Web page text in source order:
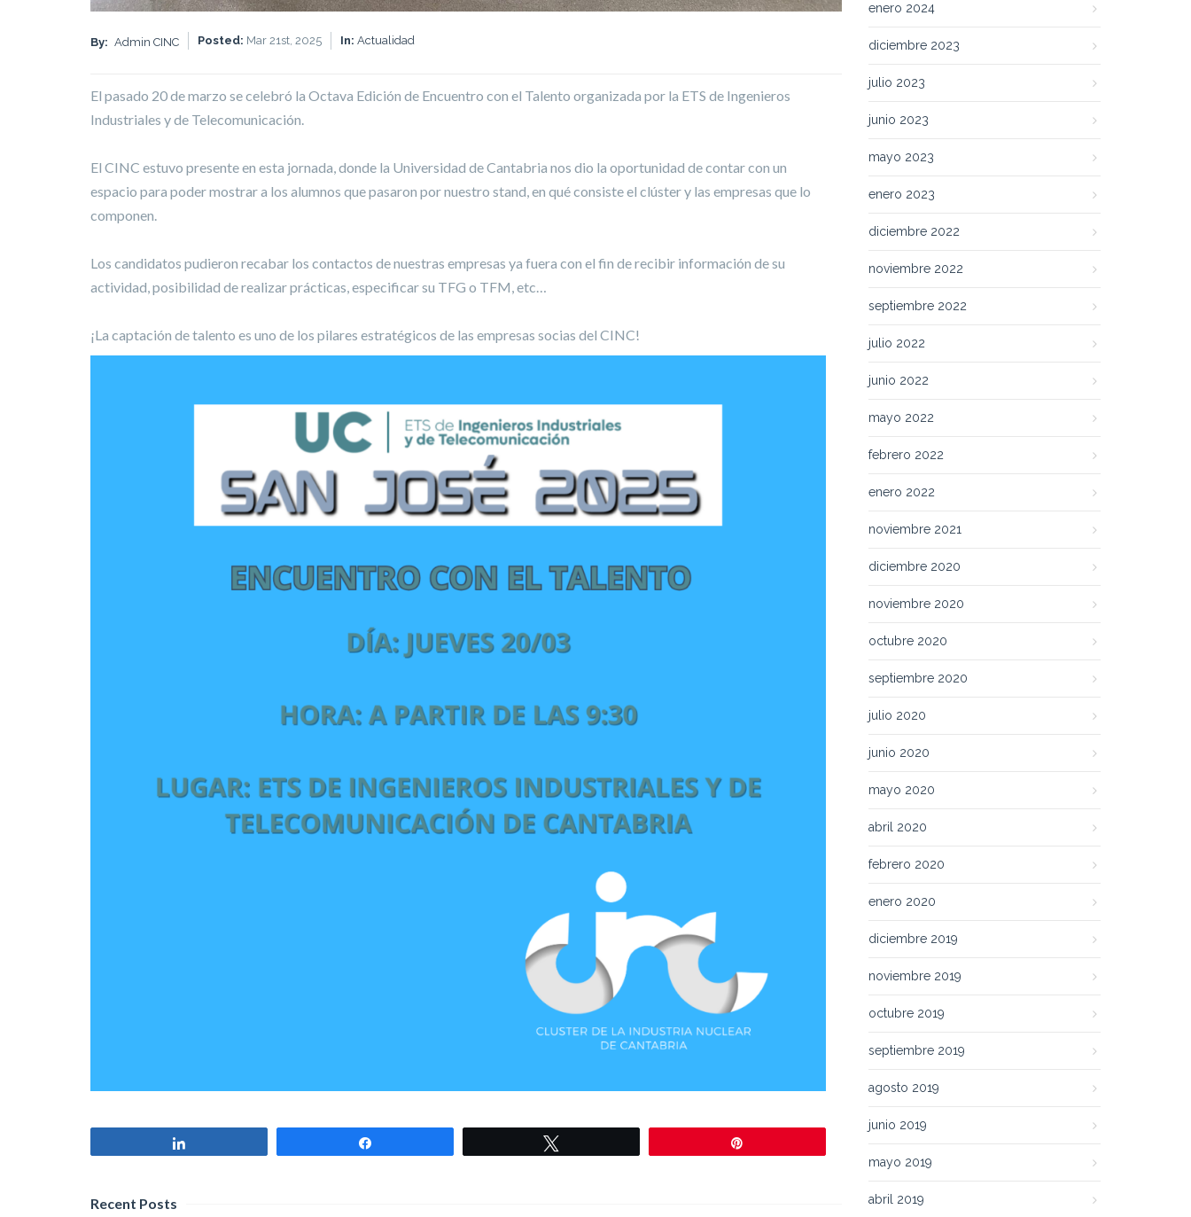
By: Admin CINC Posted: Mar 21st, 2025 In: Actualidad
El pasado 20 de marzo se celebró la Octava Edición de Encuentro con el Talento organizada por la ETS de Ingenieros
Industriales y de Telecomunicación.
El CINC estuvo presente en esta jornada, donde la Universidad de Cantabria nos dio la oportunidad de contar con un
espacio para poder mostrar a los alumnos que pasaron por nuestro stand, en qué consiste el clúster y las empresas que lo
componen.
Los candidatos pudieron recabar los contactos de nuestras empresas ya fuera con el fin de recibir información de su
actividad, posibilidad de realizar prácticas, especificar su TFG o TFM, etc…
¡La captación de talento es uno de los pilares estratégicos de las empresas socias del CINC!
Recent Posts
enero 2024
diciembre 2023
julio 2023
junio 2023
mayo 2023
enero 2023
diciembre 2022
noviembre 2022
septiembre 2022
julio 2022
junio 2022
mayo 2022
febrero 2022
enero 2022
noviembre 2021
diciembre 2020
noviembre 2020
octubre 2020
septiembre 2020
julio 2020
junio 2020
mayo 2020
abril 2020
febrero 2020
enero 2020
diciembre 2019
noviembre 2019
octubre 2019
septiembre 2019
agosto 2019
junio 2019
mayo 2019
abril 2019